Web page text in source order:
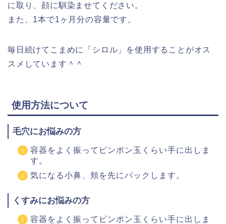
に取り、顔に馴染ませてください。
また、1本で1ヶ月分の容量です。
毎日続けてこまめに「 シロル 」を使用することがオス
スメしています＾＾
使用方法について
毛穴にお悩みの方
容器をよく振ってピンポン玉くらい手に出しま
す。
気になる小鼻、頬を先にパックします。
くすみにお悩みの方
容器をよく振ってピンポン玉くらい手に出しま